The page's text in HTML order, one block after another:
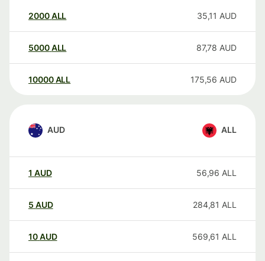
2000ALL 35,11 AUD
5000ALL 87,78 AUD
10000 ALL 175,56 AUD
AUD ALL
1 AUD 56,96 ALL
5 AUD 284,81 ALL
10AUD 569,61 ALL